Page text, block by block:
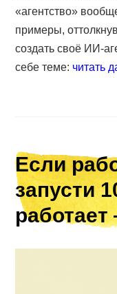
«агентство»
примеры,
создать своё ИИ-
себе теме: читать
Если
запусти